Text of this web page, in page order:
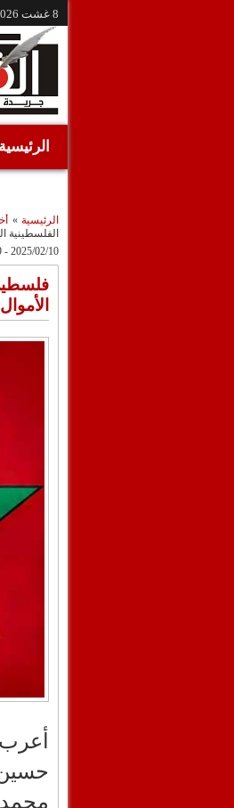
8 غشت 2026
الرئيسية
الرئيسية»
الفلسطينية
2025/02/10 - 9:29 م